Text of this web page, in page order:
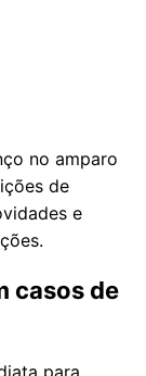
no amparo
de
e
casos de